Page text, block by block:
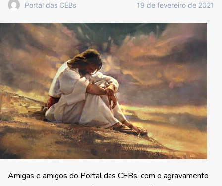
Portal das CEBs 19 de fevereiro de 2021
Amigas e amigos do Portal das CEBs, com o agravamento